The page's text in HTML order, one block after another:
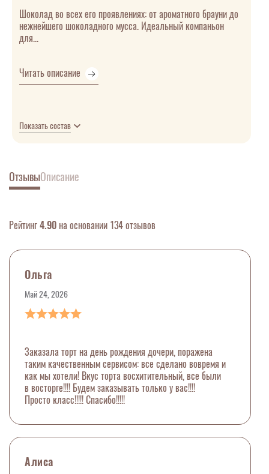
Шоколад во всех его проявлениях: от ароматного брауни до
нежнейшего шоколадного мусса. Идеальный компаньон
для...
Читать описание
Показать состав
ОтзывыОписание
Рейтинг4.90 на основании 134 отзывов
Ольга
Май 24, 2026
Заказала торт на день рождения дочери, поражена
таким качественным сервисом: все сделано вовремя и
как мы хотели! Вкус торта восхитительный, все были
в восторге!!!! Будем заказывать только у вас!!!!
Просто класс!!!!! Спасибо!!!!!
Алиса